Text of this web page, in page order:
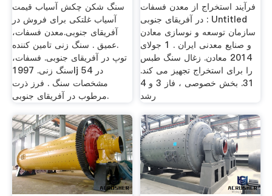
سنگ شکن چکش آسیاب قیمت
آسیاب غلتکی برای فروش در
آفریقای جنوبی.معدن فسفات،
.عمیق . سنگ زنی تامین کننده
توپ در آفریقای جنوبی. فسفات،
سنگ زنی. 1997lj 54 در
مشخصات سنگ . فرز ذرت
مرطوب در آفریقای جنوبی.
فرآیند استخراج از معدن فسفات
در آفریقای جنوبی : Untitled
سازمان توسعه و نوسازی معادن
و صنایع معدنی ایران . 1 جولای
2014 ﻣﻌﺎﺩﻥ. ﺯﻏﺎﻝ ﺳﻨﮓ ﻃﺒﺲ
ﺭﺍ ﺑﺮﺍﯼ ﺍﺳﺘﺨﺮﺍﺝ ﺗﺠﻬﯿﺰ ﻣﯽ ﮐﻨﺪ.
31. ﺑﺨﺶ ﺧﺼﻮﺻﯽ ، ﻓﺎﺯ 3 ﻭ 4
ﺭﺷﺪ